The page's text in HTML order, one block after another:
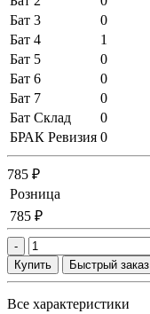
Бат 3
0
Бат 4
1
Бат 5
0
Бат 6
0
Бат 7
0
Бат Склад
0
БРАК Ревизия 0
785 ₽
Розница
785 ₽
-
Купить
Быстрый заказ
Все характеристики